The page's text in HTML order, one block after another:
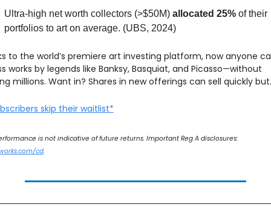
Ultra-high net worth collectors (>$50M) allocated 25% of their
portfolios to art on average. (UBS, 2024)
to the world’s premiere art investing platform, now anyone
works by legends like Banksy, Basquiat, and Picasso—without
millions. Want in? Shares in new offerings can sell quickly
skip their waitlist*
*Past performance is not indicative of future returns. Important Reg A disclosures:
cd.